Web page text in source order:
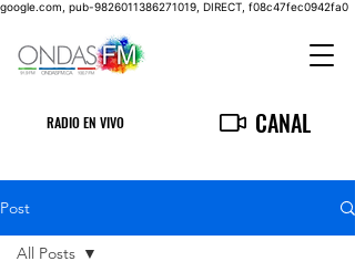
google.com, pub-9826011386271019, DIRECT, f08c47fec0942fa0
RADIO EN VIVO CANAL
Post
All Posts